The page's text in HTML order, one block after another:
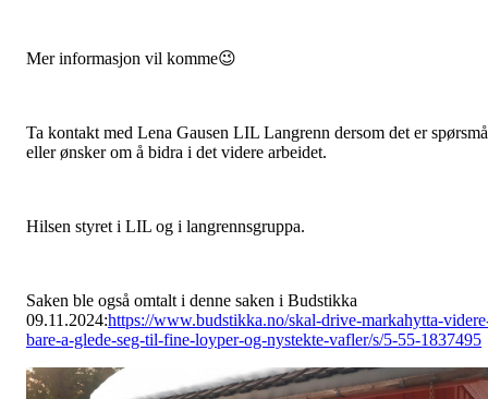
Mer informasjon vil komme😉
Ta kontakt med Lena Gausen LIL Langrenn dersom det er
eller ønsker om å bidra i det videre arbeidet.
Hilsen styret i LIL og i langrennsgruppa.
Saken ble også omtalt i denne saken i Budstikka
09.11.2024:https://www.budstikka.no/skal-drive-markahytta-
bare-a-glede-seg-til-fine-loyper-og-nystekte-vafler/s/5-55-1837495